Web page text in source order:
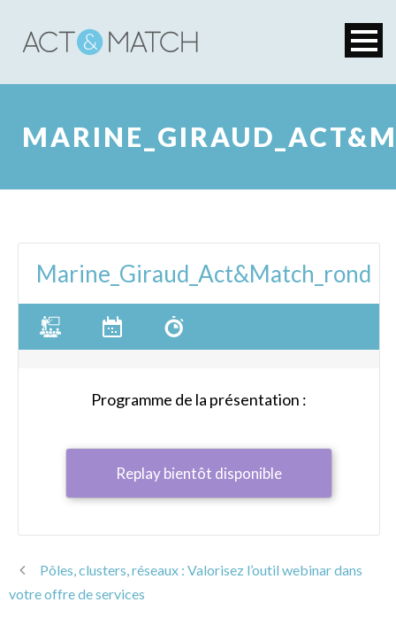
Marine_Giraud_Act&Match_rond
Programme de la présentation :
Replay bientôt disponible
Pôles, clusters, réseaux : Valorisez l’outil webinar dans
votre offre de services